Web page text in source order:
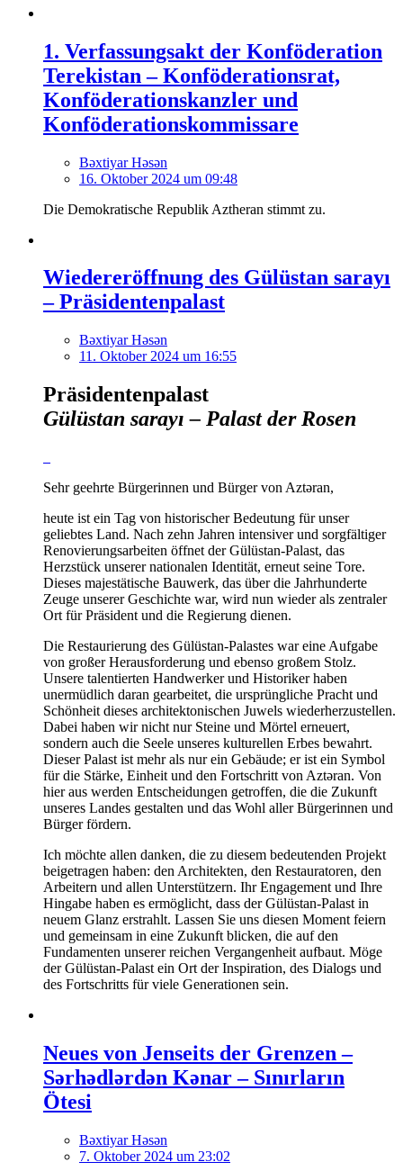
1. Verfassungsakt der Konföderation
Terekistan – Konföderationsrat,
Konföderationskanzler und
Konföderationskommissare
Bəxtiyar Həsən
16. Oktober 2024 um 09:48
Die Demokratische Republik Aztheran stimmt zu.
Wiedereröffnung des Gülüstan sarayı
– Präsidentenpalast
Bəxtiyar Həsən
11. Oktober 2024 um 16:55
Präsidentenpalast
Gülüstan sarayı – Palast der Rosen
Sehr geehrte Bürgerinnen und Bürger von Aztəran,
heute ist ein Tag von historischer Bedeutung für unser
geliebtes Land. Nach zehn Jahren intensiver und sorgfältiger
Renovierungsarbeiten öffnet der Gülüstan-Palast, das
Herzstück unserer nationalen Identität, erneut seine Tore.
Dieses majestätische Bauwerk, das über die Jahrhunderte
Zeuge unserer Geschichte war, wird nun wieder als zentraler
Ort für Präsident und die Regierung dienen.
Die Restaurierung des Gülüstan-Palastes war eine Aufgabe
von großer Herausforderung und ebenso großem Stolz.
Unsere talentierten Handwerker und Historiker haben
unermüdlich daran gearbeitet, die ursprüngliche Pracht und
Schönheit dieses architektonischen Juwels wiederherzustellen.
Dabei haben wir nicht nur Steine und Mörtel erneuert,
sondern auch die Seele unseres kulturellen Erbes bewahrt.
Dieser Palast ist mehr als nur ein Gebäude; er ist ein Symbol
für die Stärke, Einheit und den Fortschritt von Aztəran. Von
hier aus werden Entscheidungen getroffen, die die Zukunft
unseres Landes gestalten und das Wohl aller Bürgerinnen und
Bürger fördern.
Ich möchte allen danken, die zu diesem bedeutenden Projekt
beigetragen haben: den Architekten, den Restauratoren, den
Arbeitern und allen Unterstützern. Ihr Engagement und Ihre
Hingabe haben es ermöglicht, dass der Gülüstan-Palast in
neuem Glanz erstrahlt. Lassen Sie uns diesen Moment feiern
und gemeinsam in eine Zukunft blicken, die auf den
Fundamenten unserer reichen Vergangenheit aufbaut. Möge
der Gülüstan-Palast ein Ort der Inspiration, des Dialogs und
des Fortschritts für viele Generationen sein.
Neues von Jenseits der Grenzen –
Sərhədlərdən Kənar – Sınırların
Ötesi
Bəxtiyar Həsən
7. Oktober 2024 um 23:02